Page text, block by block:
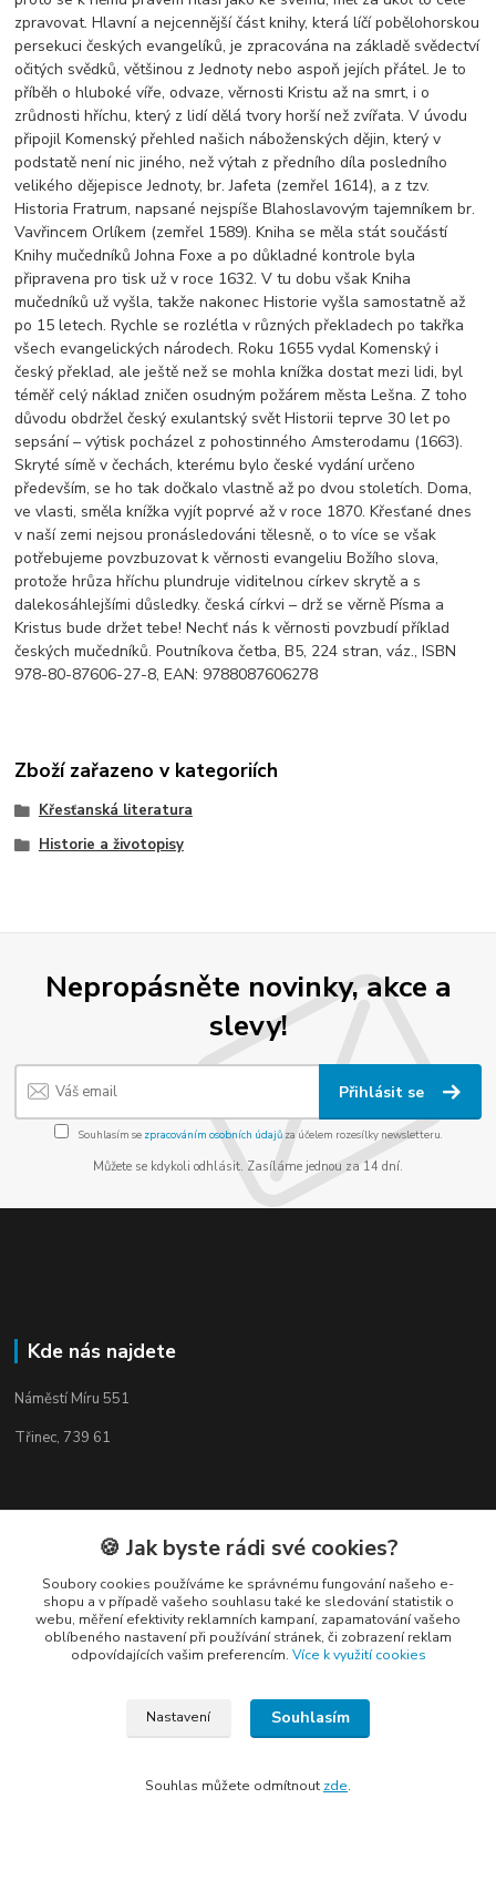
zpravovat. Hlavní a nejcennější část knihy, která líčí pobělohorskou
persekuci českých evangelíků, je zpracována na základě svědectví
očitých svědků, většinou z Jednoty nebo aspoň jejích přátel. Je to
příběh o hluboké víře, odvaze, věrnosti Kristu až na smrt, i o
zrůdnosti hříchu, který z lidí dělá tvory horší než zvířata. V úvodu
připojil Komenský přehled našich náboženských dějin, který v
podstatě není nic jiného, než výtah z předního díla posledního
velikého dějepisce Jednoty, br. Jafeta (zemřel 1614), a z tzv.
Historia Fratrum, napsané nejspíše Blahoslavovým tajemníkem br.
Vavřincem Orlíkem (zemřel 1589). Kniha se měla stát součástí
Knihy mučedníků Johna Foxe a po důkladné kontrole byla
připravena pro tisk už v roce 1632. V tu dobu však Kniha
mučedníků už vyšla, takže nakonec Historie vyšla samostatně až
po 15 letech. Rychle se rozlétla v různých překladech po takřka
všech evangelických národech. Roku 1655 vydal Komenský i
český překlad, ale ještě než se mohla knížka dostat mezi lidi, byl
téměř celý náklad zničen osudným požárem města Lešna. Z toho
důvodu obdržel český exulantský svět Historii teprve 30 let po
sepsání – výtisk pocházel z pohostinného Amsterodamu (1663).
Skryté símě v čechách, kterému bylo české vydání určeno
především, se ho tak dočkalo vlastně až po dvou stoletích. Doma,
ve vlasti, směla knížka vyjít poprvé až v roce 1870. Křesťané dnes
v naší zemi nejsou pronásledováni tělesně, o to více se však
potřebujeme povzbuzovat k věrnosti evangeliu Božího slova,
protože hrůza hříchu plundruje viditelnou církev skrytě a s
dalekosáhlejšími důsledky. česká církvi – drž se věrně Písma a
Kristus bude držet tebe! Nechť nás k věrnosti povzbudí příklad
českých mučedníků. Poutníkova četba, B5, 224 stran, váz., ISBN
978-80-87606-27-8, EAN: 9788087606278
Zboží zařazeno v kategoriích
Křesťanská literatura
Historie a životopisy
Nepropásněte novinky, akce a
slevy!
Přihlásit se
Souhlasím se zpracováním osobních údajůza účelem rozesílky newsletteru.
Můžete se kdykoli odhlásit. Zasíláme jednou za 14 dní.
Kde nás najdete
Náměstí Míru 551
Třinec, 739 61
Kontakty
(Po-Pá, 9-16 hod.)
🍪 Jak byste rádi své cookies?
Soubory cookies používáme ke správnému fungování našeho e-
shopu a v případě vašeho souhlasu také ke sledování statistik o
webu, měření efektivity reklamních kampaní, zapamatování vašeho
oblíbeného nastavení při používání stránek, či zobrazení reklam
odpovídajících vašim preferencím. Více k využití cookies
Nastavení Souhlasím
Souhlas můžete odmítnout zde.